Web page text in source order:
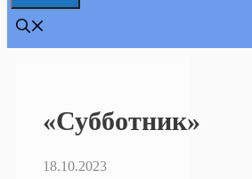
«Субботник»
18.10.2023